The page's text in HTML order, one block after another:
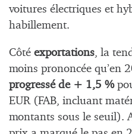
voitures électriques et
habillement.
Côté exportations, la
moins prononcée qu’en
progressé de + 1,5 %
EUR (FAB, incluant
montants sous le seuil).